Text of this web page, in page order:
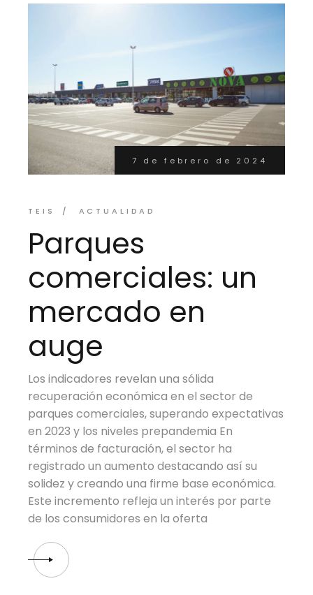
7 de febrero de 2024
TEIS ACTUALIDAD
Parques
comerciales: un
mercado en
auge
Los indicadores revelan una sólida
recuperación económica en el sector de
parques comerciales, superando expectativas
en 2023 y los niveles prepandemia En
términos de facturación, el sector ha
registrado un aumento destacando así su
solidez y creando una firme base económica.
Este incremento refleja un interés por parte
de los consumidores en la oferta